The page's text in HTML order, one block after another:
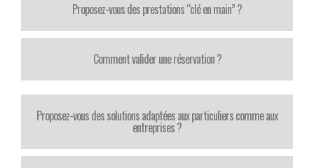
Proposez-vous des prestations “clé en main” ?
Comment valider une réservation ?
Proposez-vous des solutions adaptées aux particuliers comme aux
entreprises ?